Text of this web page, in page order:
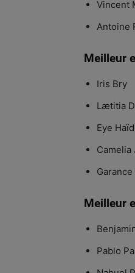
Vincent
Antoine
Meilleur
Iris Bry
Lætitia
Eye
Camelia
Meilleur
Pablo